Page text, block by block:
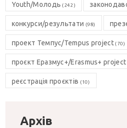
Youth/Молодь (242)
конкурси/результати (98)
проект Темпус/Tempus project(70)
проєкт Еразмус+/Erasmus+ project
реєстрація проєктів (10)
Архів